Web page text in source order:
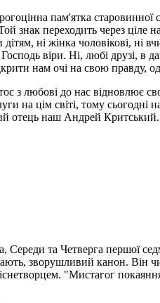
па­м'ятка
знак переходить через
ні жінка чоловікові,
віри. Ні, любі друзі,
нам очі на свою прав­ду,
з любові до нас відновлює
на цім світі, тому
отець наш Андрей
та Четверга першої
зворушливий канон. Він
"Мистагог